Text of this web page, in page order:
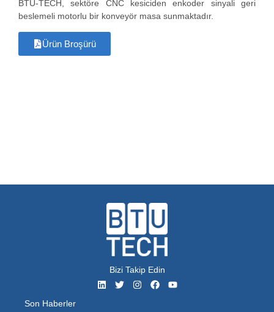
BTU-TECH, sektöre CNC kesiciden enkoder sinyali geri
beslemeli motorlu bir konveyör masa sunmaktadır.
Ürün Broşürü
Bizi Takip Edin
Son Haberler